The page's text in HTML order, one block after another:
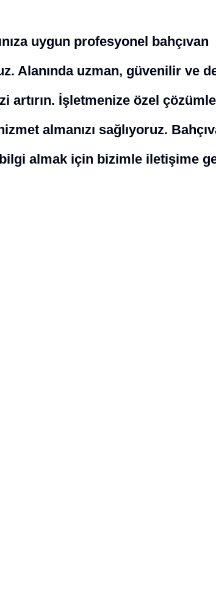
uygun profesyonel bahçıvan
Alanında uzman, güvenilir ve
artırın. İşletmenize özel
almanızı sağlıyoruz.
almak için bizimle iletişime